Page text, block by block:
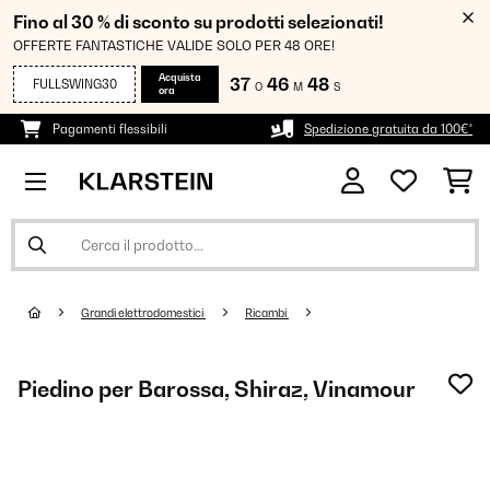
Fino al 30 % di sconto su prodotti selezionati!
OFFERTE FANTASTICHE VALIDE SOLO PER 48 ORE!
FULLSWING30
Acquista
ora
37 O 46 M 48 S
Pagamenti flessibili Spedizione gratuita da 100€*
Grandi elettrodomestici Ricambi
Piedino per Barossa, Shiraz, Vinamour